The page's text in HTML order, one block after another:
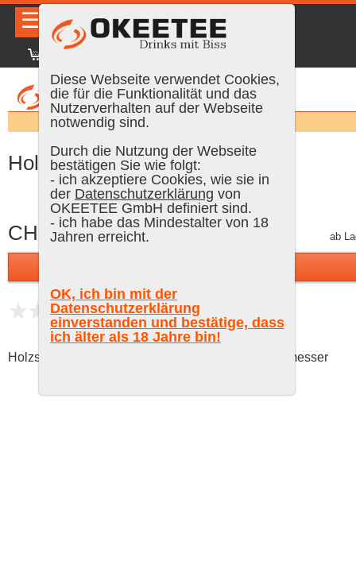
☰ DE FR EN|Anmelden
Suchen:
Holzstössel / Muddler 250 mm,
CHF 8.30 ab
noch keine Bewertungen
Holzstössel / Muddler, 250 mm lang, 35mm Durchmesser
Diese Webseite verwendet Cookies,
die für die Funktionalität und das
Nutzerverhalten auf der Webseite
notwendig sind.
Durch die Nutzung der Webseite
bestätigen Sie wie folgt:
- ich akzeptiere Cookies, wie sie in
der Datenschutzerklärung von
OKEETEE GmbH definiert sind.
- ich habe das Mindestalter von 18
Jahren erreicht.
OK, ich bin mit der
Datenschutzerklärung
einverstanden und bestätige, dass
ich älter als 18 Jahre bin!